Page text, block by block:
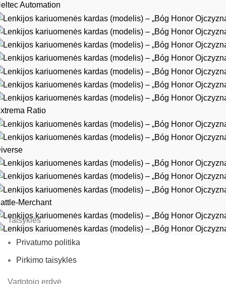
Automation
Ratio
Merchant
Taisyklės
Privatumo politika
Pirkimo taisyklės
Vartotojo erdvė